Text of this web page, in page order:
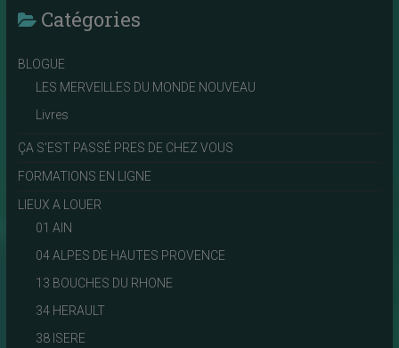
Catégories
BLOGUE
LES MERVEILLES DU MONDE NOUVEAU
Livres
ÇA S'EST PASSÉ PRES DE CHEZ VOUS
FORMATIONS EN LIGNE
LIEUX A LOUER
01 AIN
04 ALPES DE HAUTES PROVENCE
13 BOUCHES DU RHONE
34 HERAULT
38 ISERE